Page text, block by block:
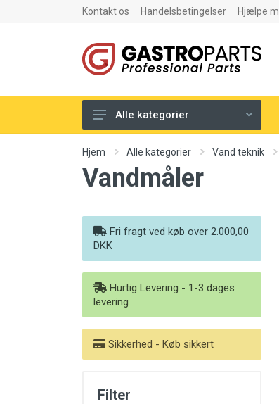
Kontakt os Handelsbetingelser Hjælpe
Elektriske komponenter
Gas komponenter
Pizza Master
Sæbe & Kemi
Tætningslister
Alle kategorier
Hjem Alle kategorier Vand teknik
Vandmåler
Fri fragt ved køb over 2.000,00
DKK
Hurtig Levering - 1-3 dages
levering
Sikkerhed - Køb sikkert
Filter